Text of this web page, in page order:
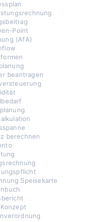
Point
(AfA)
beantragen
berechnen
Speisekarte